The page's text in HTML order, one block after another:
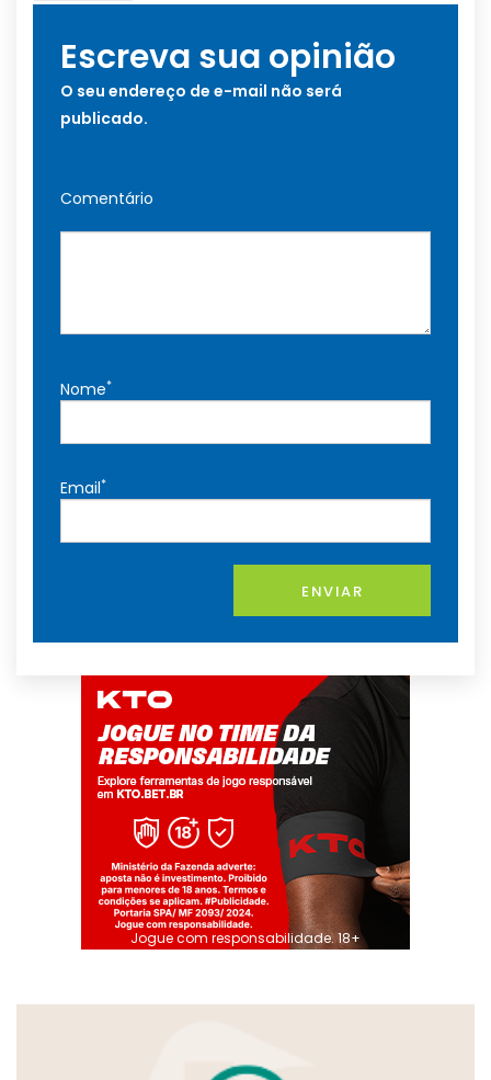
Escreva sua opinião
O seu endereço de e-mail não será
publicado.
Comentário
Nome*
Email*
ENVIAR
Jogue com responsabilidade. 18+